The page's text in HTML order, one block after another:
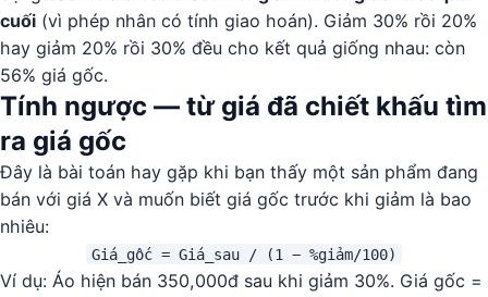
cuối (vì phép nhân có tính giao hoán). Giảm 30% rồi 20%
hay giảm 20% rồi 30% đều cho kết quả giống nhau: còn
56% giá gốc.
Tính ngược — từ giá đã chiết khấu tìm
ra giá gốc
Đây là bài toán hay gặp khi bạn thấy một sản phẩm đang
bán với giá X và muốn biết giá gốc trước khi giảm là bao
nhiêu:
Giá_gốc = Giá_sau / (1 − %giảm/100)
Ví dụ: Áo hiện bán 350,000đ sau khi giảm 30%. Giá gốc =